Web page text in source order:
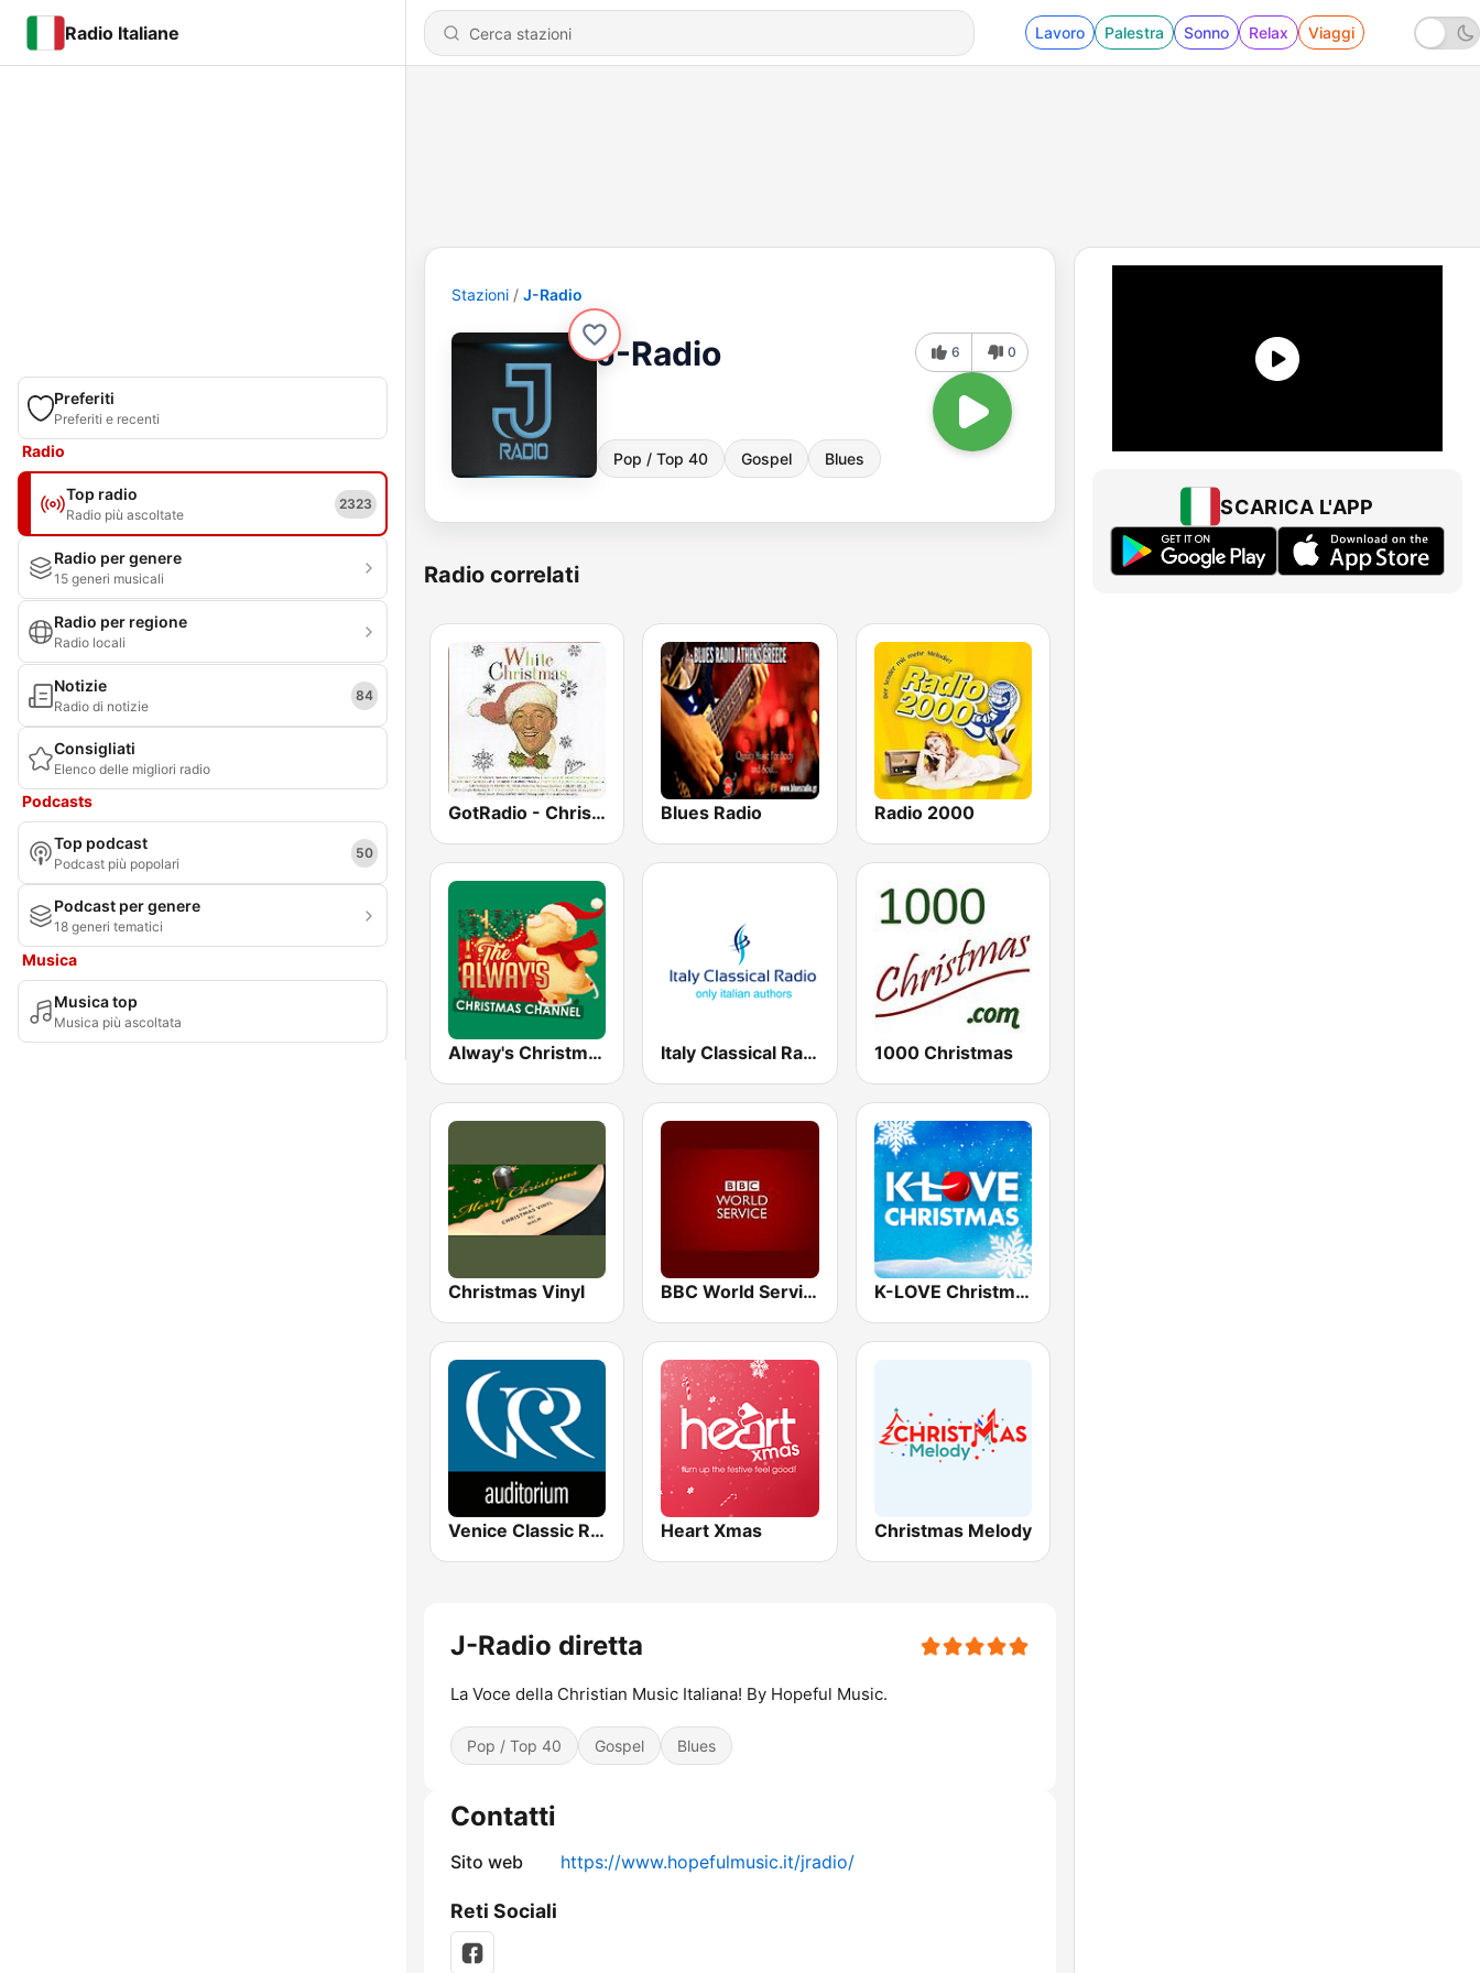
Radio Italiane Lavoro Palestra Sonno Relax Viaggi
Preferiti
Preferiti e recenti
Radio
Top radio
Radio più ascoltate
2323
Radio per genere
15 generi musicali
Radio per regione
Radio locali
Notizie
Radio di notizie
84
Consigliati
Elenco delle migliori radio
Podcasts
Top podcast
Podcast più popolari
50
Podcast per genere
18 generi tematici
Musica
Musica top
Musica più ascoltata
Stazioni J-Radio
J-Radio
Pop / Top 40 Gospel Blues
6 0
Radio correlati
GotRadio - Christmas Celebration Blues Radio Radio 2000
Alway's Christmas Channel Italy Classical Radio 1000 Christmas
Christmas Vinyl BBC World Service K-LOVE Christmas
Venice Classic Radio | VCR Auditorium Heart Xmas Christmas Melody
J-Radio diretta
La Voce della Christian Music Italiana! By Hopeful Music.
Pop / Top 40 Gospel Blues
Contatti
Sito web https://www.hopefulmusic.it/jradio/
Reti Sociali
SCARICA L'APP